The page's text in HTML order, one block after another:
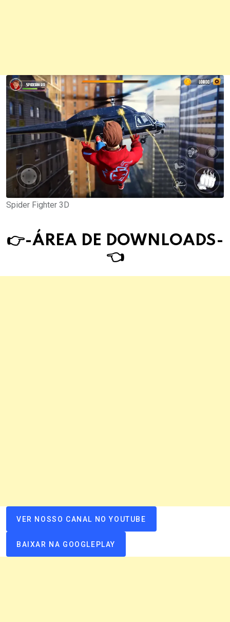
Spider Fighter 3D
👉-ÁREA DE DOWNLOADS-
👈
VER NOSSO CANAL NO YOUTUBE
BAIXAR NA GOOGLEPLAY